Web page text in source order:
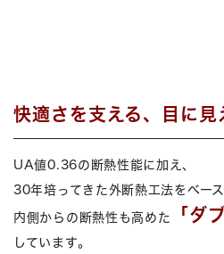
快適さを支える、目に見
UA値0.36の断熱性能に加え、
30年培ってきた外断熱工法をベース
内側からの断熱性も高めた 「ダ
しています。